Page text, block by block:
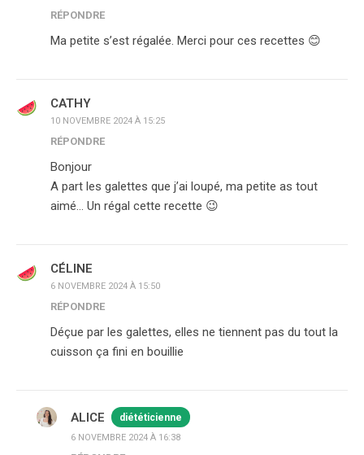
RÉPONDRE
Ma petite s’est régalée. Merci pour ces recettes 😊
CATHY
10 NOVEMBRE 2024 À 15:25
RÉPONDRE
Bonjour
A part les galettes que j’ai loupé, ma petite as tout
aimé… Un régal cette recette 😉
CÉLINE
6 NOVEMBRE 2024 À 15:50
RÉPONDRE
Déçue par les galettes, elles ne tiennent pas du tout la
cuisson ça fini en bouillie
ALICE diététicienne
6 NOVEMBRE 2024 À 16:38